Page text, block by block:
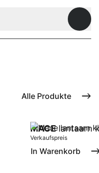
Alle Produkte
MACElantaarn
Verkaufspreis
In Warenkorb